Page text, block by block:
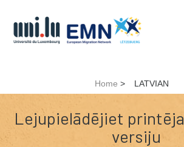
Home > LATVIAN
Lejupielādējiet
versiju